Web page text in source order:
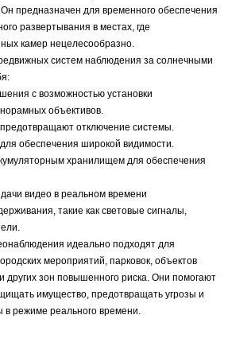
предназначен для временного обеспечения
развертывания в местах, где
камер нецелесообразно.
систем наблюдения за солнечными
с возможностью установки
объективов.
отключение системы.
обеспечения широкой видимости.
хранилищем для обеспечения
видео в реальном времени
такие как световые сигналы,
идеально подходят для
мероприятий, парковок, объектов
других зон повышенного риска. Они помогают
имущество, предотвращать угрозы и
в режиме реального времени.